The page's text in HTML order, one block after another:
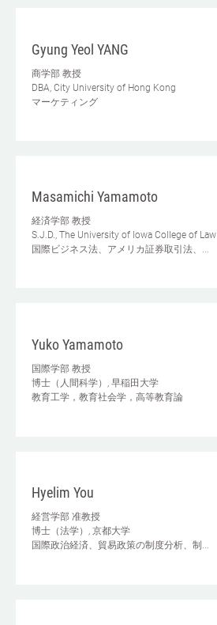
Gyung Yeol YANG
商学部 教授
DBA, City University of Hong Kong
マーケティング
Masamichi Yamamoto
経済学部 教授
S.J.D., The University of Iowa College of Law
国際ビジネス法、アメリカ証券取引法、...
Yuko Yamamoto
国際学部 教授
博士（人間科学）, 早稲田大学
教育工学，教育社会学，高等教育論
Hyelim You
経営学部 准教授
博士（法学）, 京都大学
国際政治経済、貿易政策の制度分析、制...